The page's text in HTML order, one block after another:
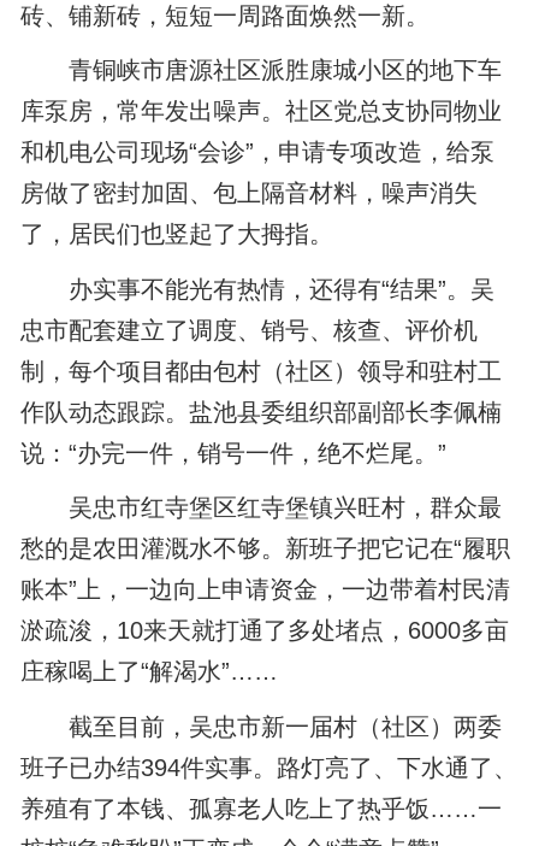
砖、铺新砖，短短一周路面焕然一新。
青铜峡市唐源社区派胜康城小区的地下车
库泵房，常年发出噪声。社区党总支协同物业
和机电公司现场“会诊”，申请专项改造，给泵
房做了密封加固、包上隔音材料，噪声消失
了，居民们也竖起了大拇指。
办实事不能光有热情，还得有“结果”。吴
忠市配套建立了调度、销号、核查、评价机
制，每个项目都由包村（社区）领导和驻村工
作队动态跟踪。盐池县委组织部副部长李佩楠
说：“办完一件，销号一件，绝不烂尾。”
吴忠市红寺堡区红寺堡镇兴旺村，群众最
愁的是农田灌溉水不够。新班子把它记在“履职
账本”上，一边向上申请资金，一边带着村民清
淤疏浚，10来天就打通了多处堵点，6000多亩
庄稼喝上了“解渴水”……
截至目前，吴忠市新一届村（社区）两委
班子已办结394件实事。路灯亮了、下水通了、
养殖有了本钱、孤寡老人吃上了热乎饭……一